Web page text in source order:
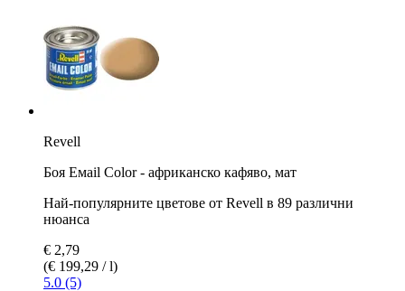
Revell
Боя Емаil Color - африканско кафяво, мат
Най-популярните цветове от Revell в 89 различни
нюанса
€ 2,79
(€ 199,29 / l)
5.0 (5)